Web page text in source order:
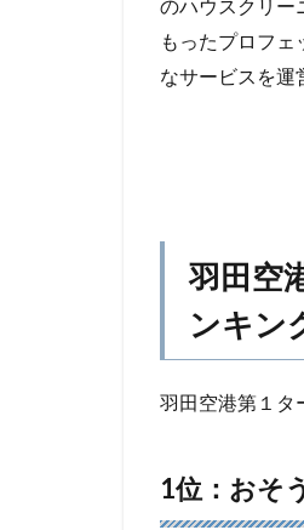
のハウスクリー
もったプロフ
なサービスを運
羽田空
ンキン
羽田空港第１タ
1位：おそ